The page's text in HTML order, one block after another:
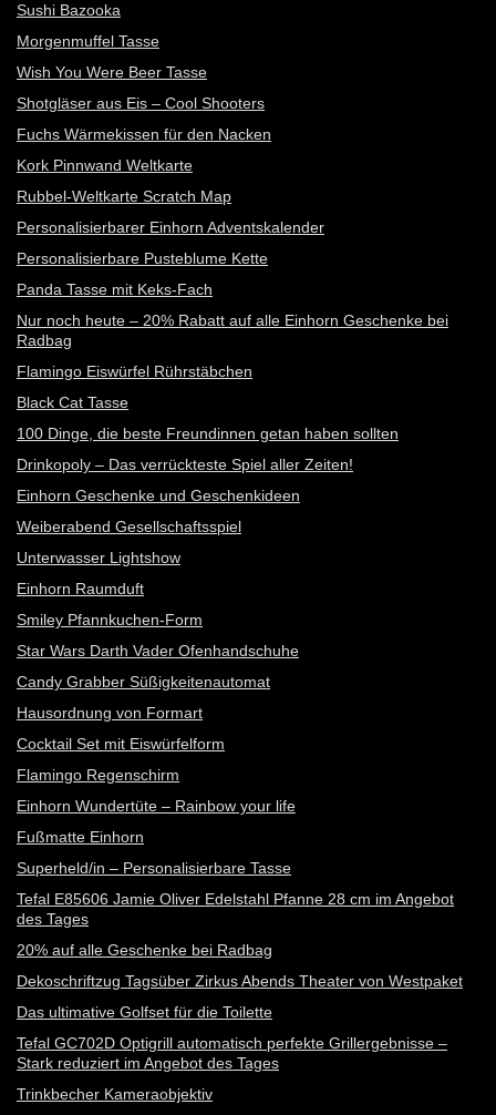
Sushi Bazooka
Morgenmuffel Tasse
Wish You Were Beer Tasse
Shotgläser aus Eis – Cool Shooters
Fuchs Wärmekissen für den Nacken
Kork Pinnwand Weltkarte
Rubbel-Weltkarte Scratch Map
Personalisierbarer Einhorn Adventskalender
Personalisierbare Pusteblume Kette
Panda Tasse mit Keks-Fach
Nur noch heute – 20% Rabatt auf alle Einhorn Geschenke bei
Radbag
Flamingo Eiswürfel Rührstäbchen
Black Cat Tasse
100 Dinge, die beste Freundinnen getan haben sollten
Drinkopoly – Das verrückteste Spiel aller Zeiten!
Einhorn Geschenke und Geschenkideen
Weiberabend Gesellschaftsspiel
Unterwasser Lightshow
Einhorn Raumduft
Smiley Pfannkuchen-Form
Star Wars Darth Vader Ofenhandschuhe
Candy Grabber Süßigkeitenautomat
Hausordnung von Formart
Cocktail Set mit Eiswürfelform
Flamingo Regenschirm
Einhorn Wundertüte – Rainbow your life
Fußmatte Einhorn
Superheld/in – Personalisierbare Tasse
Tefal E85606 Jamie Oliver Edelstahl Pfanne 28 cm im Angebot
des Tages
20% auf alle Geschenke bei Radbag
Dekoschriftzug Tagsüber Zirkus Abends Theater von Westpaket
Das ultimative Golfset für die Toilette
Tefal GC702D Optigrill automatisch perfekte Grillergebnisse –
Stark reduziert im Angebot des Tages
Trinkbecher Kameraobjektiv